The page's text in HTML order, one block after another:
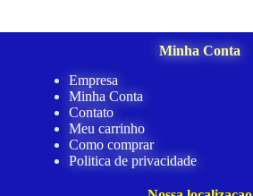
Minha Conta
Empresa
Minha Conta
Contato
Meu carrinho
Como comprar
Politica de privacidade